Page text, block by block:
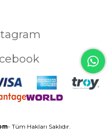
- Tüm Hakları Saklıdır.